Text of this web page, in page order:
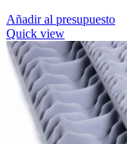
Añadir al presupuesto
Quick view